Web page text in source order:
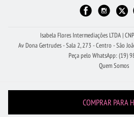
FLORICULTURA SÃO
Isabela Flores Intermediações LTDA |
Av Dona Gertrudes - Sala 2, 273 - Centro - São
Peça pelo WhatsApp: (19)
Quem Somos
COMPRAR PARA